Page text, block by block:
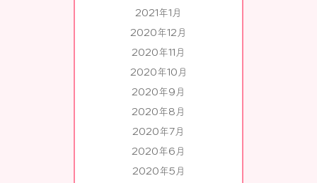
2021年1月
2020年12月
2020年11月
2020年10月
2020年9月
2020年8月
2020年7月
2020年6月
2020年5月